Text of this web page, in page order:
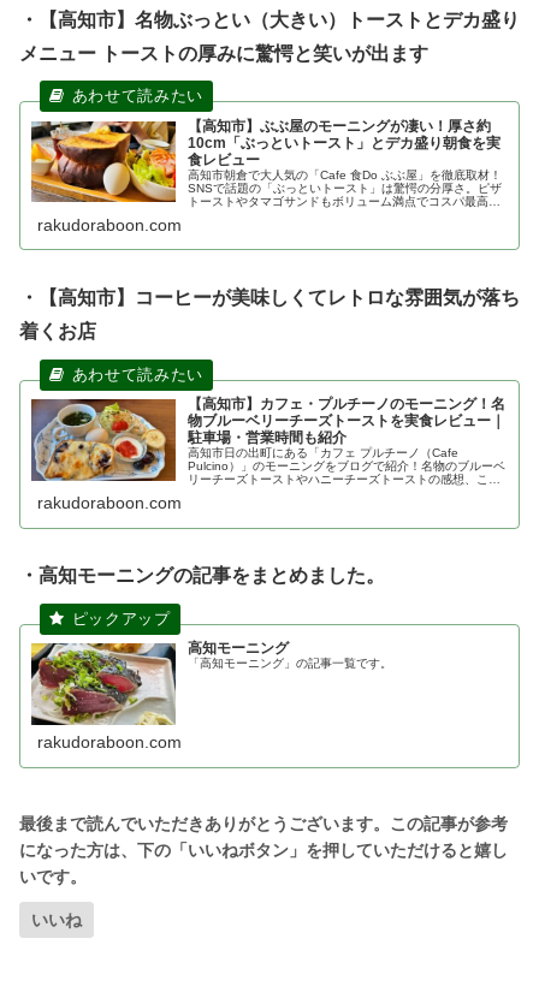
・【高知市】名物ぶっとい（大きい）トーストとデカ盛り
メニュー トーストの厚みに驚愕と笑いが出ます
【高知市】ぶぶ屋のモーニングが凄い！厚さ約
10cm「ぶっといトースト」とデカ盛り朝食を実
食レビュー
高知市朝倉で大人気の「Cafe 食Do ぶぶ屋」を徹底取材！
SNSで話題の「ぶっといトースト」は驚愕の分厚さ。ピザ
トーストやタマゴサンドもボリューム満点でコスパ最高で
rakudoraboon.com
・【高知市】コーヒーが美味しくてレトロな雰囲気が落ち
着くお店
【高知市】カフェ・プルチーノのモーニング！名
物ブルーベリーチーズトーストを実食レビュー｜
駐車場・営業時間も紹介
高知市日の出町にある「カフェ プルチーノ（Cafe
Pulcino）」のモーニングをブログで紹介！名物のブルーベ
リーチーズトーストやハニーチーズトーストの感想、こだ
rakudoraboon.com
・高知モーニングの記事をまとめました。
高知モーニング
「高知モーニング」の記事一覧です。
rakudoraboon.com
いいね